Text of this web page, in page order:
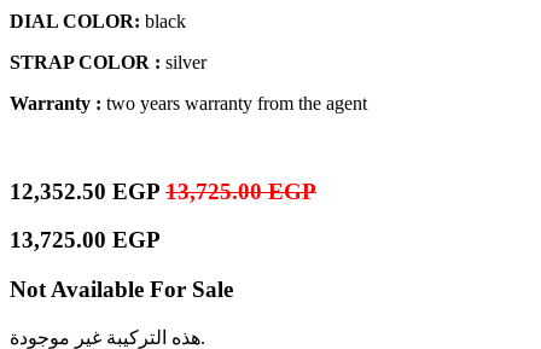
DIAL COLOR: black
STRAP COLOR : silver
Warranty : two years warranty from the agent
12,352.50 EGP 13,725.00EGP
13,725.00 EGP
Not Available For Sale
هذه التركيبة غير موجودة.